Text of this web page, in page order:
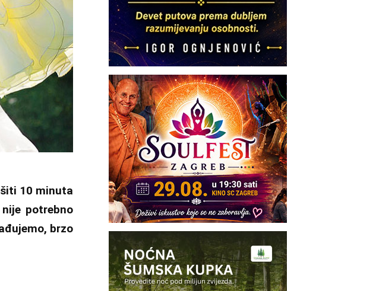
10 minuta
potrebno
brzo